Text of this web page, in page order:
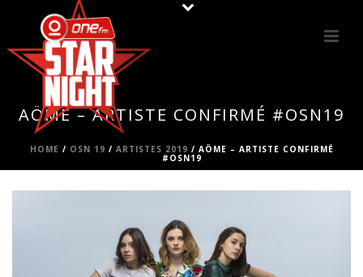
AÖME – ARTISTE CONFIRMÉ #OSN19
HOME / OSN 19 / ARTISTES 2019 / AÖME – ARTISTE CONFIRMÉ
#OSN19